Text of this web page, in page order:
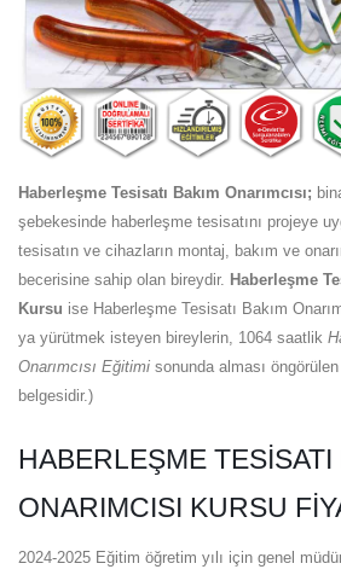
Haberleşme Tesisatı Bakım Onarımcısı;
şebekesinde haberleşme tesisatını projeye
tesisatın ve cihazların montaj, bakım ve
becerisine sahip olan bireydir. Haberleşme
Kursu ise Haberleşme Tesisatı Bakım
ya yürütmek isteyen bireylerin, 1064 saatlik
Onarımcısı Eğitimi sonunda alması
belgesidir.)
HABERLEŞME TESISATI
ONARIMCISI KURSU
2024-2025 Eğitim öğretim yılı için genel